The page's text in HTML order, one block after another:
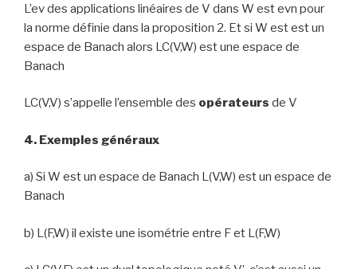
L’ev des applications linéaires de V dans W est evn pour
la norme définie dans la proposition 2. Et si W est est un
espace de Banach alors LC(V,W) est une espace de
Banach
LC(V,V) s’appelle l’ensemble des opérateurs de V
4. Exemples généraux
a) Si W est un espace de Banach L(V,W) est un espace de
Banach
b) L(F,W) il existe une isométrie entre F et L(F,W)